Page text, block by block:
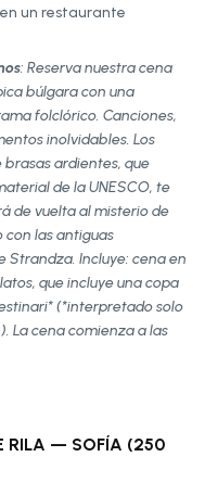
un restaurante
: Reserva nuestra cena
búlgara con una
folclórico. Canciones,
inolvidables. Los
ardientes, que
de la UNESCO, te
de vuelta al misterio de
con las antiguas
Strandza. Incluye: cena en
que incluye una copa
(*interpretado solo
La cena comienza a las
RILA — SOFÍA (250